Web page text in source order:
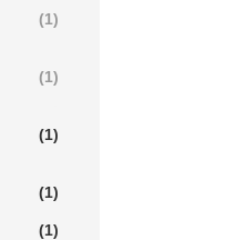
(1)
(1)
(1)
(1)
(1)